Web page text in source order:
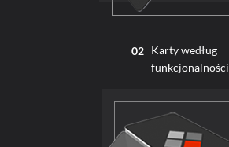
02
Karty według
funkcjonalności